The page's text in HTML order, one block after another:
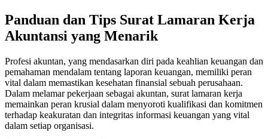
Panduan dan Tips Surat Lamaran Kerja
Akuntansi yang Menarik
Profesi akuntan, yang mendasarkan diri pada keahlian keuangan dan
pemahaman mendalam tentang laporan keuangan, memiliki peran
vital dalam memastikan kesehatan finansial sebuah perusahaan.
Dalam melamar pekerjaan sebagai akuntan, surat lamaran kerja
memainkan peran krusial dalam menyoroti kualifikasi dan komitmen
terhadap keakuratan dan integritas informasi keuangan yang vital
dalam setiap organisasi.